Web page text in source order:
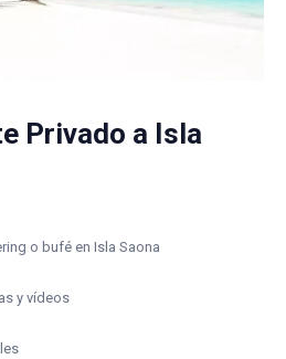
Privado a Isla
o bufé en Isla Saona
y vídeos